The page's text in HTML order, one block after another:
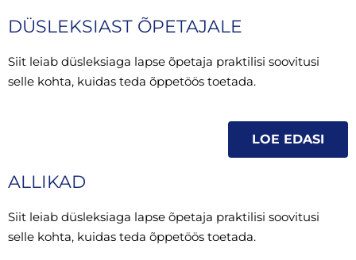
DÜSLEKSIAST ÕPETAJALE
Siit leiab düsleksiaga lapse õpetaja praktilisi soovitusi
selle kohta, kuidas teda õppetöös toetada.
LOE EDASI
ALLIKAD
Siit leiab düsleksiaga lapse õpetaja praktilisi soovitusi
selle kohta, kuidas teda õppetöös toetada.